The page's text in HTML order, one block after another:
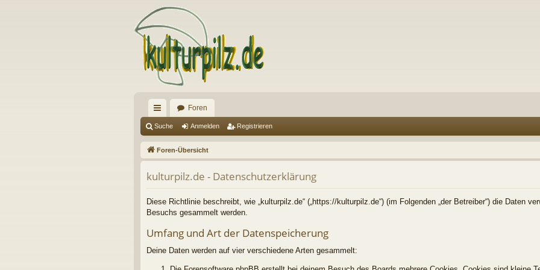
ch
ne
llz
ug
riff
Foren
Suche Anmelden Registrieren
Foren-Übersicht
kulturpilz.de - Datenschutzerklärung
Diese Richtlinie beschreibt, wie „kulturpilz.de“ („https://kulturpilz.de“) (im Folgenden „der Betreiber“) die Daten
Besuchs gesammelt werden.
Umfang und Art der Datenspeicherung
Deine Daten werden auf vier verschiedene Arten gesammelt: